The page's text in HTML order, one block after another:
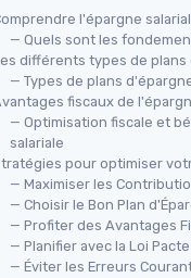
l'épargne
— Quels sont les
différents types de plans
— Types de plans
fiscaux de
— Optimisation fiscale et
salariale
pour optimiser
— Maximiser les
— Choisir le Bon Plan
— Profiter des Avantages
— Planifier avec la Loi Pacte
— Éviter les Erreurs